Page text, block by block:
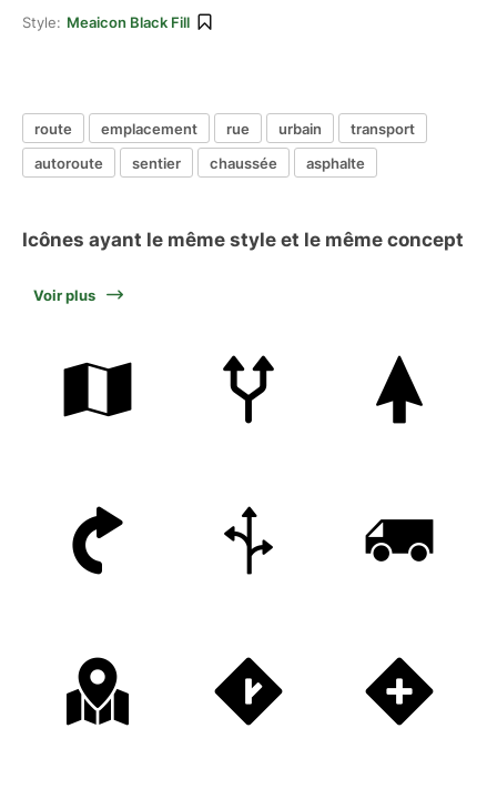
Style: Meaicon Black Fill
route emplacement rue urbain
transport
autoroute
sentier chaussée asphalte
Icônes ayant le même style et le même concept
Voir plus